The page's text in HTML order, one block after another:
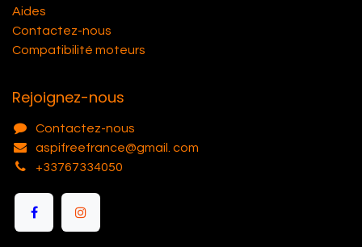
Aides
Contactez-nous
Compatibilité moteurs
Rejoignez-nous
Contactez-nous
aspifreefrance@gmail. com
+33767334050